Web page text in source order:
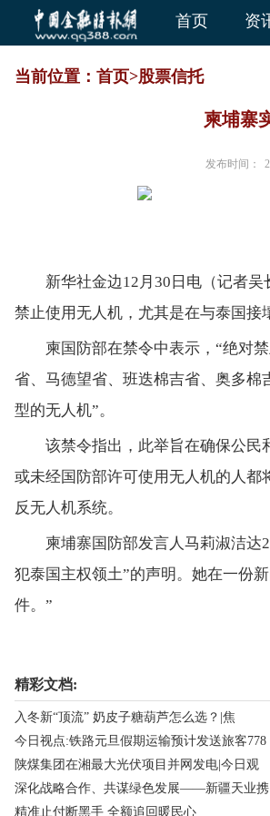
首页 资
当前位置： 首页>股票信托
柬埔寨
发布时间：
新华社金边12月30日电（记者
禁止使用无人机，尤其是在与泰国接
柬国防部在禁令中表示，“绝对
省、马德望省、班迭棉吉省、奥多
型的无人机”。
该禁令指出，此举旨在确保公民
或未经国防部许可使用无人机的人都
反无人机系统。
柬埔寨国防部发言人马莉淑洁达
犯泰国主权领土”的声明。她在一份
件。”
精彩文档:
入冬新“顶流” 奶皮子糖葫芦怎么选？|焦
今日视点:铁路元旦假期运输预计发送旅客778
陕煤集团在湘最大光伏项目并网发电|今日观
深化战略合作、共谋绿色发展——新疆天业携
精准止付断黑手 全额追回暖民心